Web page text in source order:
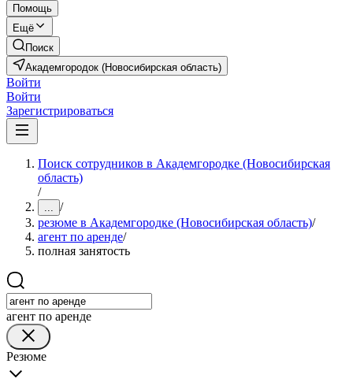
Помощь
Ещё
Поиск
Академгородок (Новосибирская область)
Войти
Войти
Зарегистрироваться
Поиск сотрудников в Академгородке (Новосибирская
область)
/
... /
резюме в Академгородке (Новосибирская область)/
агент по аренде/
полная занятость
агент по аренде
Резюме